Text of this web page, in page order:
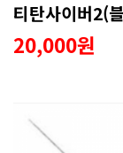
티탄사이버2(
20,000원